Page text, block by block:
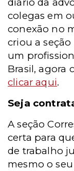
colegas em
conexão no
criou a
um
Brasil, agora
clicar aqui.
Seja
A seção
certa para
de trabalho
mesmo o